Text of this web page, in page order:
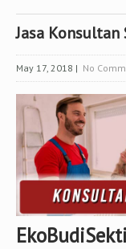
Jasa
May 17, 2018 | No